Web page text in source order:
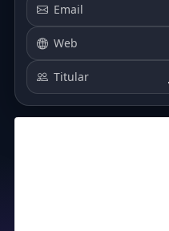
Email
Web
Titular